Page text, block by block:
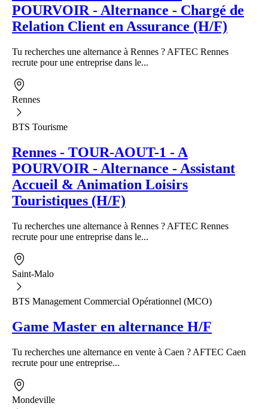
POURVOIR - Alternance - Chargé de
Relation Client en Assurance (H/F)
Tu recherches une alternance à Rennes ? AFTEC Rennes
recrute pour une entreprise dans le...
Rennes
BTS Tourisme
Rennes - TOUR-AOUT-1 - A
POURVOIR - Alternance - Assistant
Accueil & Animation Loisirs
Touristiques (H/F)
Tu recherches une alternance à Rennes ? AFTEC Rennes
recrute pour une entreprise dans le...
Saint-Malo
BTS Management Commercial Opérationnel (MCO)
Game Master en alternance H/F
Tu recherches une alternance en vente à Caen ? AFTEC Caen
recrute pour une entreprise...
Mondeville